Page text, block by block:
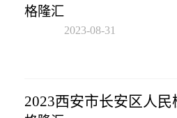
格隆汇
2023-08-31
2023西安市长安区人